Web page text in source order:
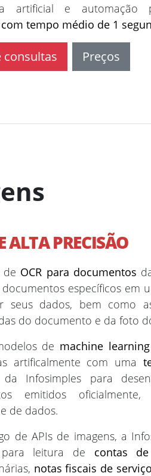
artificial e automação
tempo médio de 1
consultas Preços
ALTA PRECISÃO
de OCR para documentos
específicos em
seus dados, bem como
do documento e da foto
de machine learning
artificalmente com uma
da Infosimples para
emitidos
de dados.
de APIs de imagens, a
para leitura de contas
notas fiscais de serviço